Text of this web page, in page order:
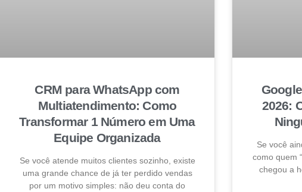
CRM para WhatsApp com
Multiatendimento: Como
Transformar 1 Número em Uma
Equipe Organizada
Se você atende muitos clientes sozinho, existe
uma grande chance de já ter perdido vendas
por um motivo simples: não deu conta do
2026:
Se você
como quem
chegou a